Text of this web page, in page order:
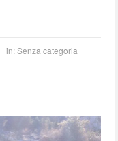
in: Senza categoria